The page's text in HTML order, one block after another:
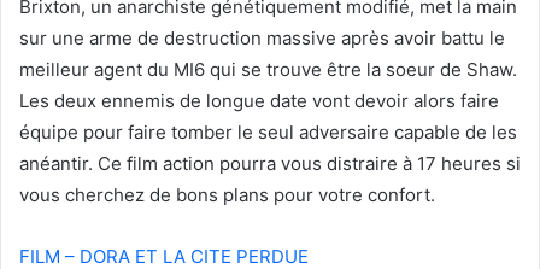
Brixton, un anarchiste génétiquement modifié, met la main
sur une arme de destruction massive après avoir battu le
meilleur agent du MI6 qui se trouve être la soeur de Shaw.
Les deux ennemis de longue date vont devoir alors faire
équipe pour faire tomber le seul adversaire capable de les
anéantir. Ce film action pourra vous distraire à 17 heures si
vous cherchez de bons plans pour votre confort.
FILM – DORA ET LA CITE PERDUE